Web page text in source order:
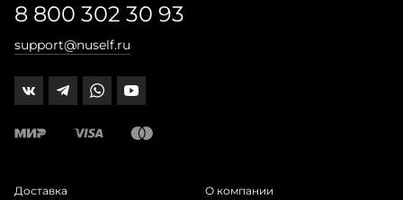
8 800 302 30 93
support@nuself.ru
Доставка О компании